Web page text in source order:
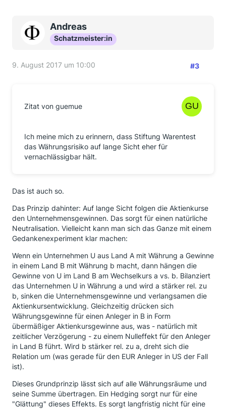
Andreas
Schatzmeister:in
9. August 2017 um 10:00 #3
Zitat von guemue
Ich meine mich zu erinnern, dass Stiftung Warentest
das Währungsrisiko auf lange Sicht eher für
vernachlässigbar hält.
Das ist auch so.
Das Prinzip dahinter: Auf lange Sicht folgen die Aktienkurse
den Unternehmensgewinnen. Das sorgt für einen natürliche
Neutralisation. Vielleicht kann man sich das Ganze mit einem
Gedankenexperiment klar machen:
Wenn ein Unternehmen U aus Land A mit Währung a Gewinne
in einem Land B mit Währung b macht, dann hängen die
Gewinne von U im Land B am Wechselkurs a vs. b. Bilanziert
das Unternehmen U in Währung a und wird a stärker rel. zu
b, sinken die Unternehmensgewinne und verlangsamen die
Aktienkursentwicklung. Gleichzeitig drücken sich
Währungsgewinne für einen Anleger in B in Form
übermäßiger Aktienkursgewinne aus, was - natürlich mit
zeitlicher Verzögerung - zu einem Nulleffekt für den Anleger
in Land B führt. Wird b stärker rel. zu a, dreht sich die
Relation um (was gerade für den EUR Anleger in US der Fall
ist).
Dieses Grundprinzip lässt sich auf alle Währungsräume und
seine Summe übertragen. Ein Hedging sorgt nur für eine
"Glättung" dieses Effekts. Es sorgt langfristig nicht für eine